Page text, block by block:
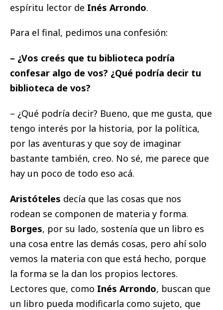
espíritu lector de Inés Arrondo.
Para el final, pedimos una confesión:
– ¿Vos creés que tu biblioteca podría
confesar algo de vos? ¿Qué podría decir tu
biblioteca de vos?
– ¿Qué podría decir? Bueno, que me gusta, que
tengo interés por la historia, por la política,
por las aventuras y que soy de imaginar
bastante también, creo. No sé, me parece que
hay un poco de todo eso acá.
Aristóteles decía que las cosas que nos
rodean se componen de materia y forma.
Borges, por su lado, sostenía que un libro es
una cosa entre las demás cosas, pero ahí solo
vemos la materia con que está hecho, porque
la forma se la dan los propios lectores.
Lectores que, como Inés Arrondo, buscan que
un libro pueda modificarla como sujeto, que